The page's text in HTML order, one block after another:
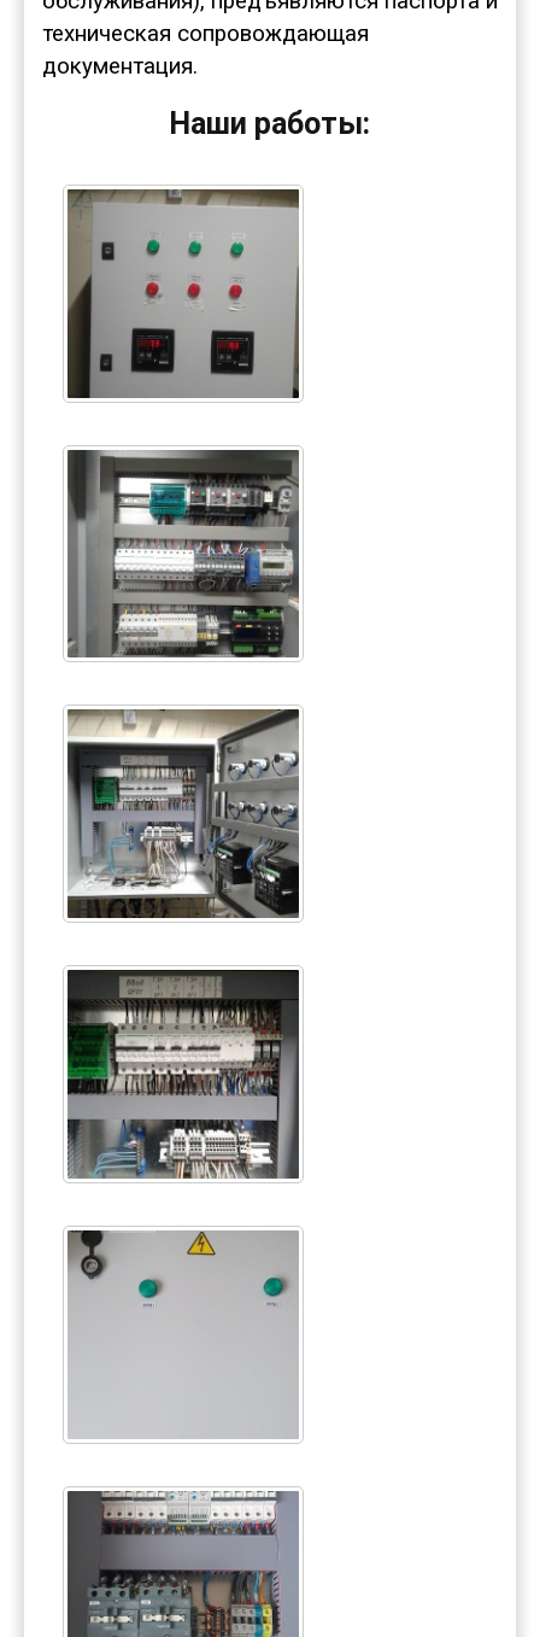
техническая сопровождающая
документация.
Наши работы: